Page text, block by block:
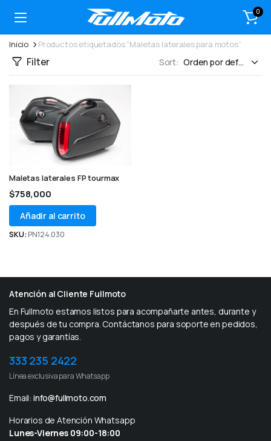
0
Inicio Productos etiquetados “Maletas laterales para motos”
Filter Sort:
Maletas laterales FP tourmax
$758,000
Añadir al carrito
SKU: PN124.030
Atención al Cliente Fullmoto
En Fullmoto estamos listos para acompañarte antes, durante y
después de tu compra. Contáctanos para soporte en pedidos,
pagos y garantías.
333 235 2422
Línea exclusiva para Whatsapp
Email: info@fullmoto.com
Horarios de Atención Whatsapp
Lunes-Viernes 09:00-18:00